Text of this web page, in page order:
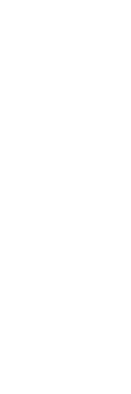
NUTREND QWIZZ 35%